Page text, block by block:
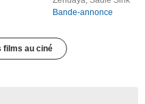
Bande-annonce
films au ciné